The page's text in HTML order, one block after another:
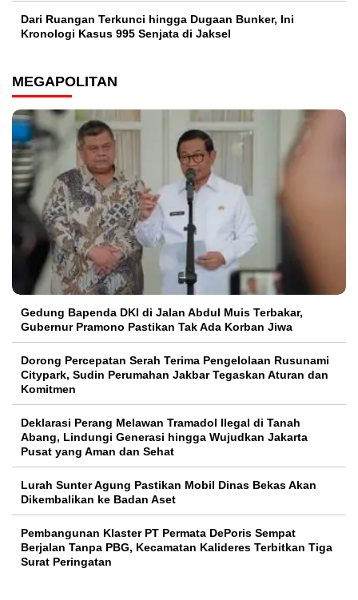
Dari Ruangan Terkunci hingga Dugaan Bunker, Ini
Kronologi Kasus 995 Senjata di Jaksel
MEGAPOLITAN
Gedung Bapenda DKI di Jalan Abdul Muis Terbakar,
Gubernur Pramono Pastikan Tak Ada Korban Jiwa
Dorong Percepatan Serah Terima Pengelolaan Rusunami
Citypark, Sudin Perumahan Jakbar Tegaskan Aturan dan
Komitmen
Deklarasi Perang Melawan Tramadol Ilegal di Tanah
Abang, Lindungi Generasi hingga Wujudkan Jakarta
Pusat yang Aman dan Sehat
Lurah Sunter Agung Pastikan Mobil Dinas Bekas Akan
Dikembalikan ke Badan Aset
Pembangunan Klaster PT Permata DePoris Sempat
Berjalan Tanpa PBG, Kecamatan Kalideres Terbitkan Tiga
Surat Peringatan